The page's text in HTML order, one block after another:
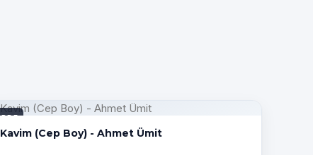
PDF
Kavim (Cep Boy) - Ahmet Ümit